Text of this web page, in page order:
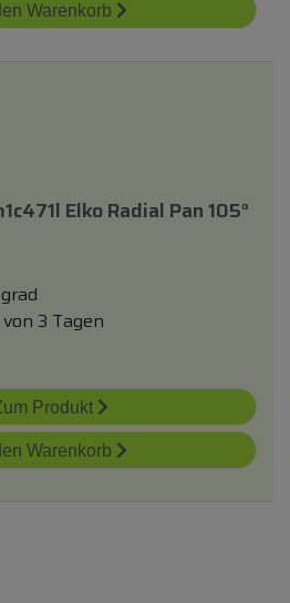
Warenkorb
Elko Radial Pan 105°
3 Tagen
Produkt
Warenkorb